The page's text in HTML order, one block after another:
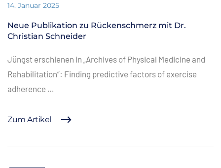
14. Januar 2025
Neue Publikation zu Rückenschmerz mit Dr.
Christian Schneider
Jüngst erschienen in „Archives of Physical Medicine and
Rehabilitation“: Finding predictive factors of exercise
adherence …
Zum Artikel